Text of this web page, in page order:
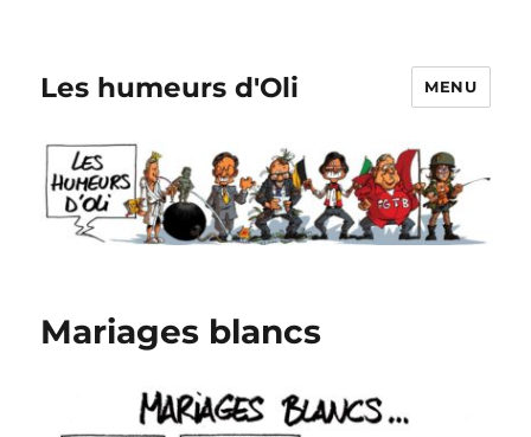
Les humeurs d'Oli MENU
Mariages blancs